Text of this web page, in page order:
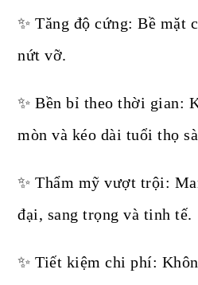
✨ Tăng độ cứng: Bề mặt
nứt vỡ.
✨ Bền bỉ theo thời gian:
mòn và kéo dài tuổi thọ
✨ Thẩm mỹ vượt trội:
đại, sang trọng và tinh tế.
✨ Tiết kiệm chi phí: